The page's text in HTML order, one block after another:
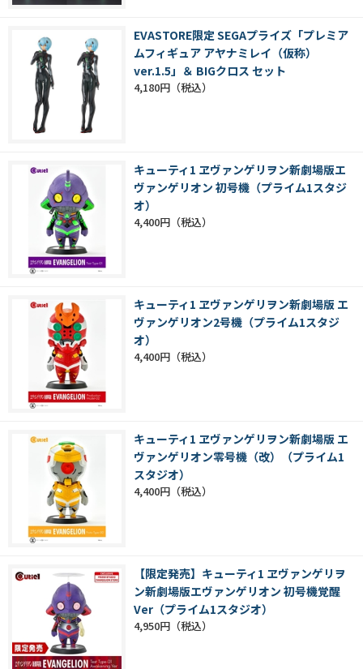
EVASTORE限定 SEGAプライズ「プレミア
ムフィギュア アヤナミレイ（仮称）
ver.1.5」＆ BIGクロス セット
4,180円
キューティ1 ヱヴァンゲリヲン新劇場版エ
ヴァンゲリオン 初号機（プライム1スタジ
オ）
4,400円
キューティ1 ヱヴァンゲリヲン新劇場版 エ
ヴァンゲリオン2号機（プライム1スタジ
オ）
4,400円
キューティ1 ヱヴァンゲリヲン新劇場版 エ
ヴァンゲリオン零号機（改）（プライム1
スタジオ）
4,400円
【限定発売】キューティ1 ヱヴァンゲリヲ
ン新劇場版エヴァンゲリオン 初号機覚醒
Ver（プライム1スタジオ）
4,950円